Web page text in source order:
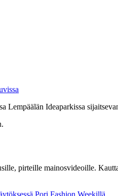
Lempäälän Ideaparkissa
pirteille mainosvideoille.